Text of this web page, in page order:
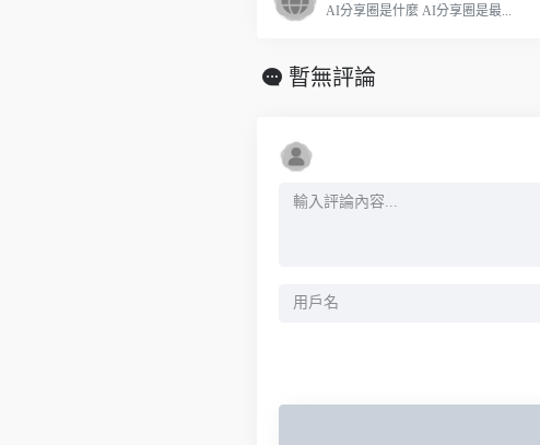
AI分享圈是什麼 AI分享圈是最...
暫無評論